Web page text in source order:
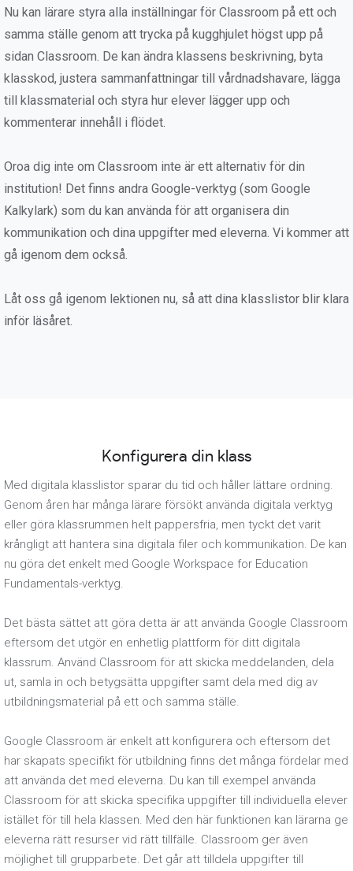
Nu kan lärare styra alla inställningar för Classroom på ett och
samma ställe genom att trycka på kugghjulet högst upp på
sidan Classroom. De kan ändra klassens beskrivning, byta
klasskod, justera sammanfattningar till vårdnadshavare, lägga
till klassmaterial och styra hur elever lägger upp och
kommenterar innehåll i flödet.
Oroa dig inte om Classroom inte är ett alternativ för din
institution! Det finns andra Google-verktyg (som Google
Kalkylark) som du kan använda för att organisera din
kommunikation och dina uppgifter med eleverna. Vi kommer att
gå igenom dem också.
Låt oss gå igenom lektionen nu, så att dina klasslistor blir klara
inför läsåret.
Konfigurera din klass
Med digitala klasslistor sparar du tid och håller lättare ordning.
Genom åren har många lärare försökt använda digitala verktyg
eller göra klassrummen helt pappersfria, men tyckt det varit
krångligt att hantera sina digitala filer och kommunikation. De kan
nu göra det enkelt med Google Workspace for Education
Fundamentals-verktyg.
Det bästa sättet att göra detta är att använda Google Classroom
eftersom det utgör en enhetlig plattform för ditt digitala
klassrum. Använd Classroom för att skicka meddelanden, dela
ut, samla in och betygsätta uppgifter samt dela med dig av
utbildningsmaterial på ett och samma ställe.
Google Classroom är enkelt att konfigurera och eftersom det
har skapats specifikt för utbildning finns det många fördelar med
att använda det med eleverna. Du kan till exempel använda
Classroom för att skicka specifika uppgifter till individuella elever
istället för till hela klassen. Med den här funktionen kan lärarna ge
eleverna rätt resurser vid rätt tillfälle. Classroom ger även
möjlighet till grupparbete. Det går att tilldela uppgifter till